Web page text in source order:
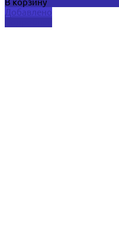
В корзину
Добавлено